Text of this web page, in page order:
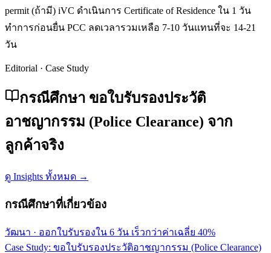
permit (ถ้ามี) iVC ดำเนินการ Certificate of Residence ใน 1 วัน
ทำการก่อนยื่น PCC ลดเวลารวมเหลือ 7-10 วันแทนที่จะ 14-21
วัน
Editorial · Case Study
กรณีศึกษา ขอใบรับรองประวัติ
อาชญากรรม (Police Clearance) จาก
ลูกค้าจริง
ดู Insights ทั้งหมด →
กรณีศึกษาที่เกี่ยวข้อง
วัฒนา · ออกใบรับรองใน 6 วัน เร็วกว่าค่าเฉลี่ย 40%
Case Study: ขอใบรับรองประวัติอาชญากรรม (Police Clearance)